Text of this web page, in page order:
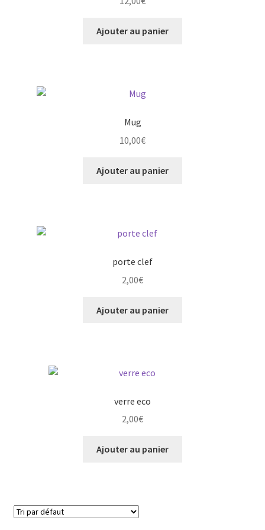
Ajouter au panier
Mug
10,00€
Ajouter au panier
porte clef
2,00€
Ajouter au panier
verre eco
2,00€
Ajouter au panier